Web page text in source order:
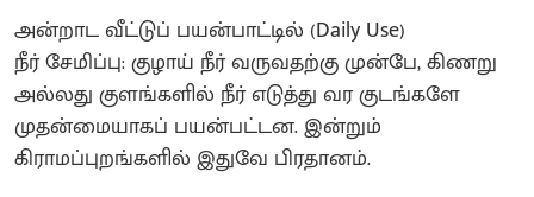
அன்றாட வீட்டுப் பயன்பாட்டில் (Daily Use)
​நீர் சேமிப்பு: குழாய் நீர் வருவதற்கு முன்பே, கிணறு
அல்லது குளங்களில் நீர் எடுத்து வர குடங்களே
முதன்மையாகப் பயன்பட்டன. இன்றும்
கிராமப்புறங்களில் இதுவே பிரதானம்.